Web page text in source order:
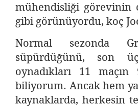
mühendisliği görevinin
gibi görünüyordu, koç
Normal sezonda
süpürdüğünü, son
oynadıkları 11 maçın
biliyorum. Ancak hem
kaynaklarda, herkesin